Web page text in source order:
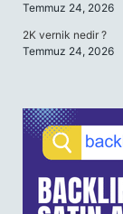
Temmuz 24, 2026
2K vernik nedir ?
Temmuz 24, 2026